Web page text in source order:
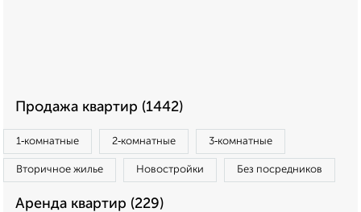
Продажа квартир (1442)
1‑комнатные 2‑комнатные 3‑комнатные
Вторичное жилье Новостройки Без посредников
Аренда квартир (229)